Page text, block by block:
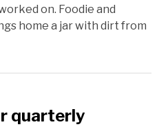
on. Foodie and
home a jar with dirt from
quarterly